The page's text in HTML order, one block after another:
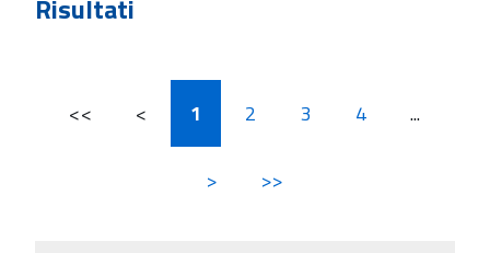
Risultati
<< < 1 2 3 4 ...
> >>